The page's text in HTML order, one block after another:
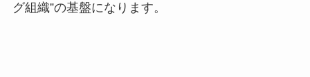
グ組織”の基盤になります。